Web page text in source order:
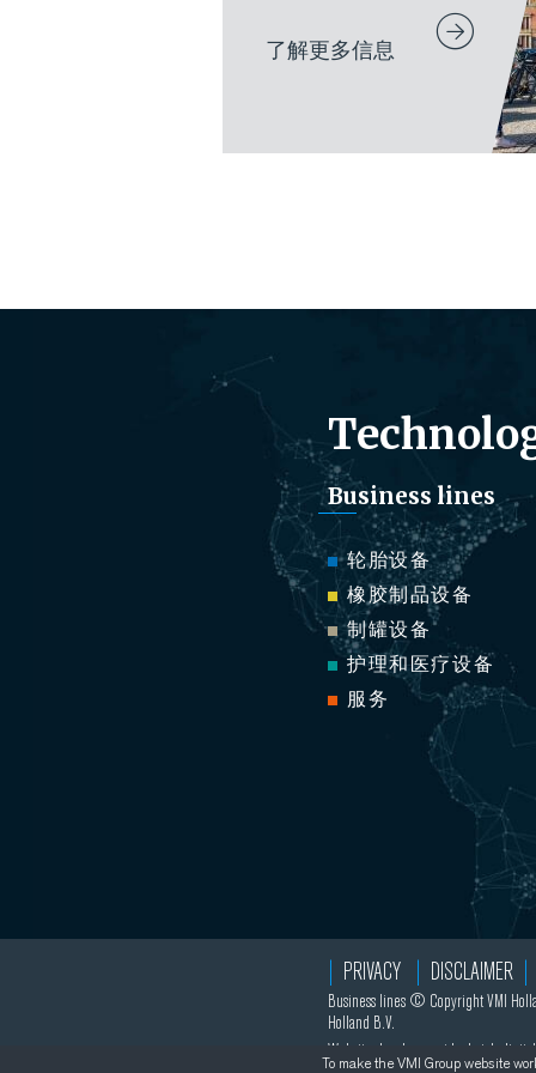
了解更多信息
Business lines
轮胎设备
橡胶制品设备
制罐设备
护理和医疗设备
服务
PRIVACY DISCLAIMER
Business lines © Copyright VMI
Holland B.V.
Website development by hatch.digital
To make the VMI Group website